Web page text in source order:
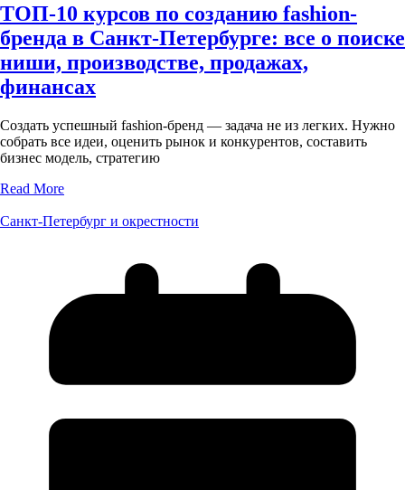
ТОП-10 курсов по созданию fashion-
бренда в Санкт-Петербурге: все о поиске
ниши, производстве, продажах,
финансах
Создать успешный fashion-бренд — задача не из легких. Нужно
собрать все идеи, оценить рынок и конкурентов, составить
бизнес модель, стратегию
Read More
Санкт-Петербург и окрестности